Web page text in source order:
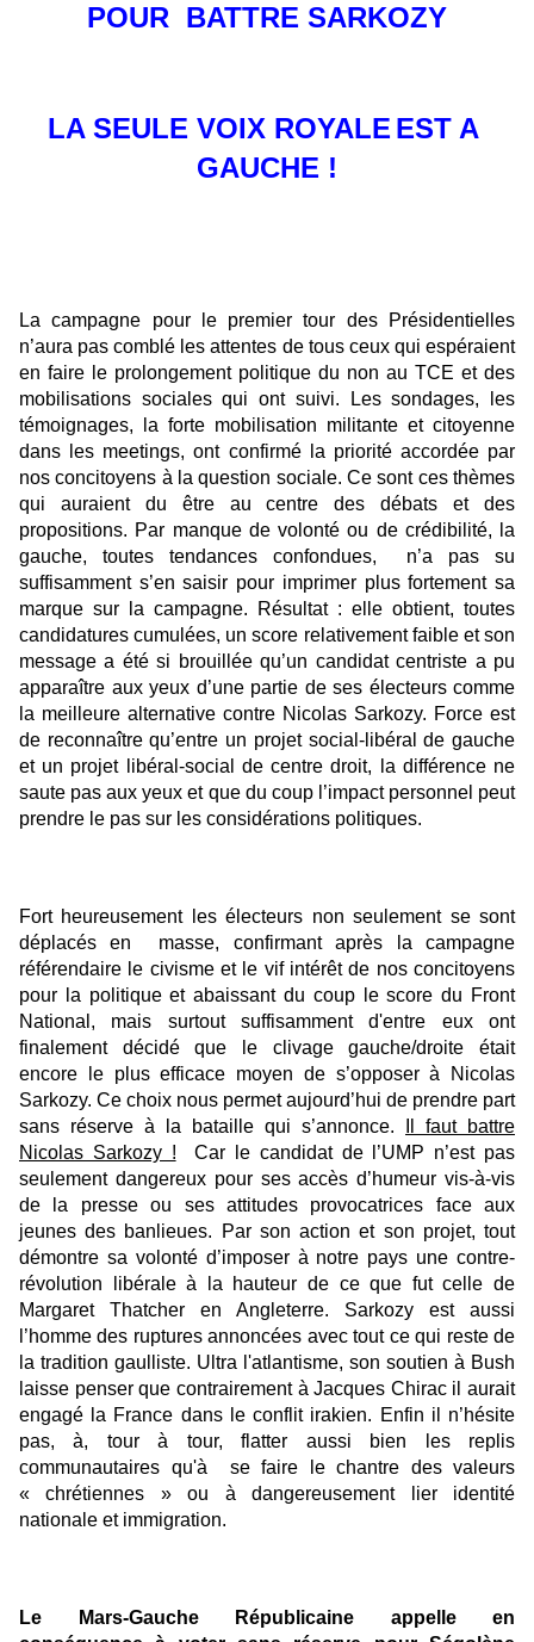
POUR BATTRE SARKOZY
LA SEULE VOIX ROYALE EST A
GAUCHE !
La campagne pour le premier tour des Présidentielles
n’aura pas comblé les attentes de tous ceux qui espéraient
en faire le prolongement politique du non au TCE et des
mobilisations sociales qui ont suivi. Les sondages, les
témoignages, la forte mobilisation militante et citoyenne
dans les meetings, ont confirmé la priorité accordée par
nos concitoyens à la question sociale. Ce sont ces thèmes
qui auraient du être au centre des débats et des
propositions. Par manque de volonté ou de crédibilité, la
gauche, toutes tendances confondues, n’a pas su
suffisamment s’en saisir pour imprimer plus fortement sa
marque sur la campagne. Résultat : elle obtient, toutes
candidatures cumulées, un score relativement faible et son
message a été si brouillée qu’un candidat centriste a pu
apparaître aux yeux d’une partie de ses électeurs comme
la meilleure alternative contre Nicolas Sarkozy. Force est
de reconnaître qu’entre un projet social-libéral de gauche
et un projet libéral-social de centre droit, la différence ne
saute pas aux yeux et que du coup l’impact personnel peut
prendre le pas sur les considérations politiques.
Fort heureusement les électeurs non seulement se sont
déplacés en masse, confirmant après la campagne
référendaire le civisme et le vif intérêt de nos concitoyens
pour la politique et abaissant du coup le score du Front
National, mais surtout suffisamment d'entre eux ont
finalement décidé que le clivage gauche/droite était
encore le plus efficace moyen de s’opposer à Nicolas
Sarkozy. Ce choix nous permet aujourd’hui de prendre part
sans réserve à la bataille qui s’annonce.
Il faut battre
Nicolas Sarkozy ! Car le candidat de l’UMP n’est pas
seulement dangereux pour ses accès d’humeur vis-à-vis
de la presse ou ses attitudes provocatrices face aux
jeunes des banlieues. Par son action et son projet, tout
démontre sa volonté d’imposer à notre pays une contre-
révolution libérale à la hauteur de ce que fut celle de
Margaret Thatcher en Angleterre. Sarkozy est aussi
l’homme des ruptures annoncées avec tout ce qui reste de
la tradition gaulliste. Ultra l'atlantisme, son soutien à Bush
laisse penser que contrairement à Jacques Chirac il aurait
engagé la France dans le conflit irakien. Enfin il n’hésite
pas, à, tour à tour, flatter aussi bien les replis
communautaires qu'à se faire le chantre des valeurs
« chrétiennes » ou à dangereusement lier identité
nationale et immigration.
Le
Mars-Gauche Républicaine appelle en